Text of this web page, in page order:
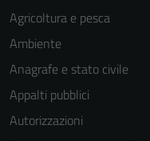
Agricoltura e pesca
Ambiente
Anagrafe e stato civile
Appalti pubblici
Autorizzazioni